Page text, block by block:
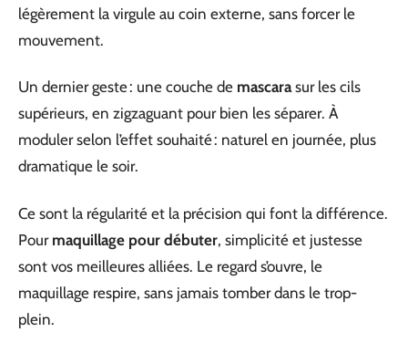
légèrement la virgule au coin externe, sans forcer le
mouvement.
Un dernier geste : une couche de mascarasur les cils
supérieurs, en zigzaguant pour bien les séparer. À
moduler selon l’effet souhaité : naturel en journée, plus
dramatique le soir.
Ce sont la régularité et la précision qui font la différence.
Pour maquillage pour débuter, simplicité et justesse
sont vos meilleures alliées. Le regard s’ouvre, le
maquillage respire, sans jamais tomber dans le trop-
plein.